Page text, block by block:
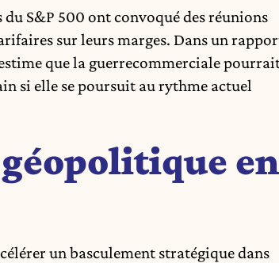
S&P 500 ont convoqué des réunions
sur leurs marges. Dans un
que la guerrecommerciale
si elle se poursuit au rythme actuel
en
un basculement stratégique dans